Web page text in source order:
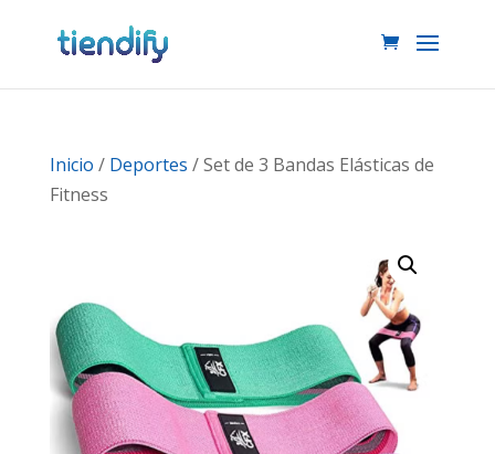
Inicio / Deportes / Set de 3 Bandas Elásticas de
Fitness